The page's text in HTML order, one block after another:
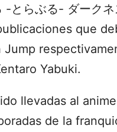
-とらぶる- ダーク
que
Yabuki.
llevadas al
de la